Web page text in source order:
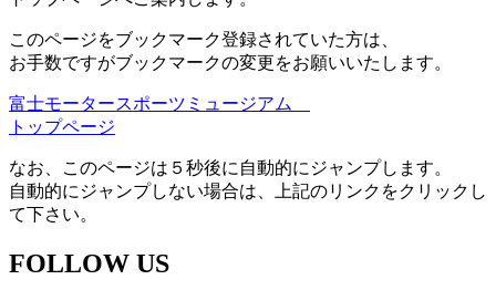
このページをブックマーク登録されていた方は、
お手数ですがブックマークの変更をお願いいたします。
富士モータースポーツミュージアム
トップページ
なお、このページは５秒後に自動的にジャンプします。
自動的にジャンプしない場合は、上記のリンクをクリックし
て下さい。
FOLLOW US